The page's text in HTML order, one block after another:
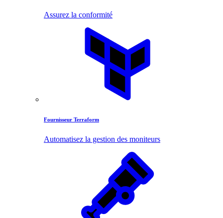
Assurez la conformité
Fournisseur Terraform
Automatisez la gestion des moniteurs